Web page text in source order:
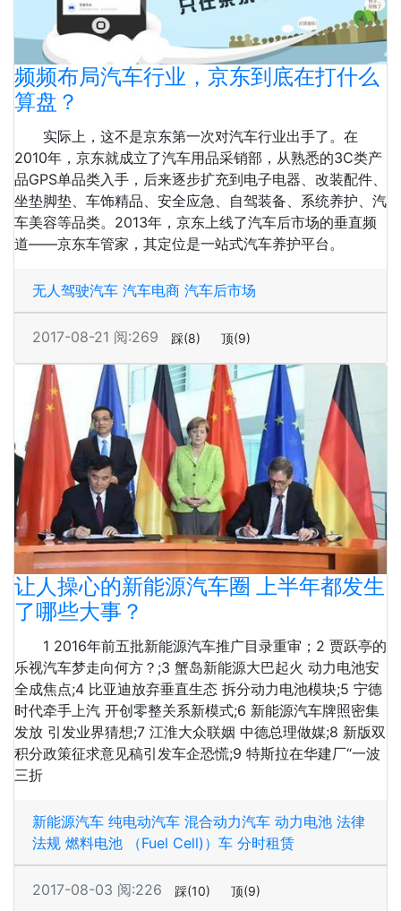
频频布局汽车行业，京东到底在打什么
算盘？
实际上，这不是京东第一次对汽车行业出手了。在
2010年，京东就成立了汽车用品采销部，从熟悉的3C类产
品GPS单品类入手，后来逐步扩充到电子电器、改装配件、
坐垫脚垫、车饰精品、安全应急、自驾装备、系统养护、汽
车美容等品类。2013年，京东上线了汽车后市场的垂直频
道——京东车管家，其定位是一站式汽车养护平台。
无人驾驶汽车 汽车电商 汽车后市场
2017-08-21 阅:269 踩(8) 顶(9)
让人操心的新能源汽车圈 上半年都发生
了哪些大事？
1 2016年前五批新能源汽车推广目录重审；2 贾跃亭的
乐视汽车梦走向何方？;3 蟹岛新能源大巴起火 动力电池安
全成焦点;4 比亚迪放弃垂直生态 拆分动力电池模块;5 宁德
时代牵手上汽 开创零整关系新模式;6 新能源汽车牌照密集
发放 引发业界猜想;7 江淮大众联姻 中德总理做媒;8 新版双
积分政策征求意见稿引发车企恐慌;9 特斯拉在华建厂“一波
三折
新能源汽车 纯电动汽车 混合动力汽车 动力电池 法律
法规 燃料电池 （Fuel Cell)）车 分时租赁
2017-08-03 阅:226 踩(10) 顶(9)